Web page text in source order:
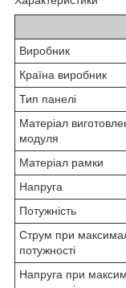
Виробник
Країна виробник
Тип панелі
Матеріал
модуля
Матеріал рамки
Напруга
Потужність
Струм при
потужності
Напруга при